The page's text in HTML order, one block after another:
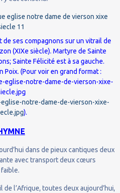
ses compagnons sur un vitrail de
(XIXe siècle). Martyre de Sainte
Sainte Félicité est à sa gauche.
Poix. (Pour voir en grand format :
notre-dame-de-vierson-xixe-
).
dans de pieux cantiques deux
avec transport deux cœurs
l’Afrique, toutes deux aujourd’hui,